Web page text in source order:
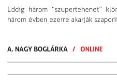
Eddig három “szupertehenet”
három évben ezerre akarják
A. NAGY BOGLÁRKA / ONLINE